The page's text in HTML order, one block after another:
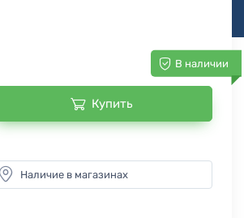
В наличии
Купить
Наличие в магазинах